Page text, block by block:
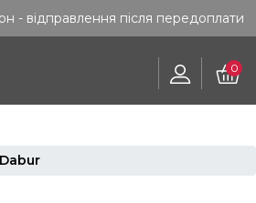
- відправлення після передоплати
0
Dabur